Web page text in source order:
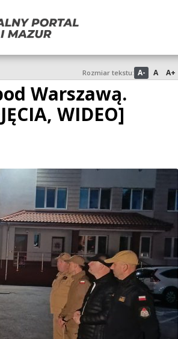
Rozmiar tekstu: A- A A+
Warszawą.
WIDEO]